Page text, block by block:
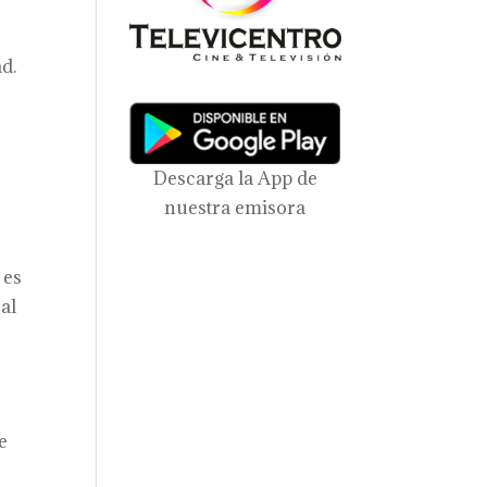
Descarga la App de
nuestra emisora